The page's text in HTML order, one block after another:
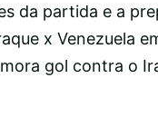
da partida e a
x Venezuela
gol contra o